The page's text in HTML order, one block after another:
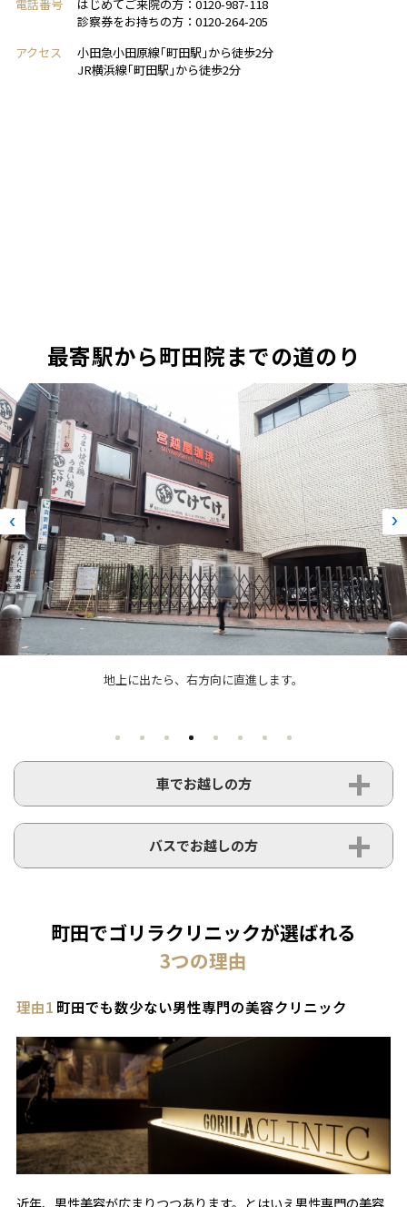
電話番号
はじめてご来院の方：0120-987-118
診察券をお持ちの方：0120-264-205
アクセス
小田急小田原線｢町田駅｣から徒歩2分
JR横浜線｢町田駅｣から徒歩2分
最寄駅から町田院までの道のり
地上に出たら、右方向に直進します。
車でお越しの方
バスでお越しの方
町田でゴリラクリニックが選ばれる
3つの理由
理由1 町田でも数少ない男性専門の美容クリニック